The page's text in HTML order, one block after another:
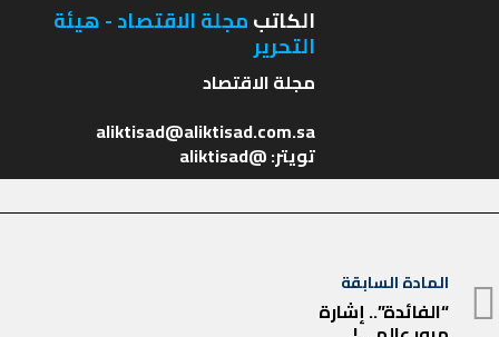
الكاتبمجلة الاقتصاد - هيئة
التحرير
تويتر: @aliktisad
تصفّح
المادة السابقة
المادة
“الفائدة”.. إشارة